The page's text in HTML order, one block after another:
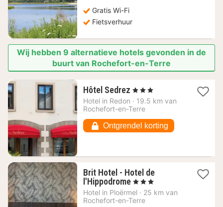
Gratis Wi-Fi
Fietsverhuur
Wij hebben 9 alternatieve hotels gevonden in de
buurt van Rochefort-en-Terre
Hôtel Sedrez 1
nacht
vanaf
€
, 3 Sterren
Hotel in Redon · 19.5 km van
Rochefort-en-Terre
Ontgrendel korting
Brit Hotel - Hotel de
l'Hippodrome 1
nacht
vanaf
, 3 Sterren
Hotel in Ploërmel · 25 km van
Rochefort-en-Terre